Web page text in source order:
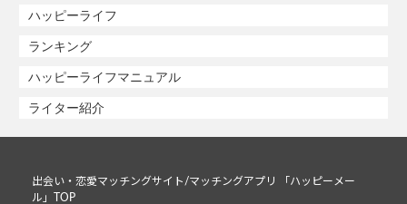
ハッピーライフ
ランキング
ハッピーライフマニュアル
ライター紹介
出会い・恋愛マッチングサイト/マッチングアプリ 「ハッピーメー
ル」TOP